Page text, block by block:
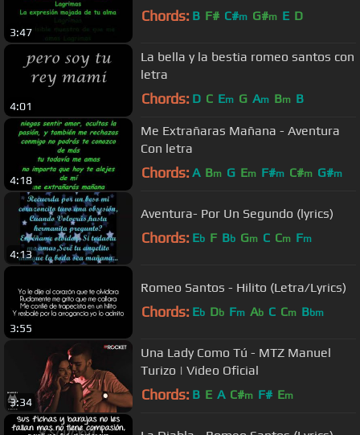
3:47
Chords: B F# C#m G#m E D
4:01
La bella y la bestia romeo santos con
letra
Chords: D C Em G Am Bm B
4:18
Me Extrañaras Mañana - Aventura
Con letra
Chords: A Bm G Em F#m C#m G#m
4:13
Aventura- Por Un Segundo (lyrics)
Chords: Eb F Bb Gm C Cm Fm
3:55
Romeo Santos - Hilito (Letra/Lyrics)
Chords: Eb Db Fm Ab C Cm Bbm
3:34
Una Lady Como Tú - MTZ Manuel
Turizo | Video Oficial
Chords: B E A C#m F# Em